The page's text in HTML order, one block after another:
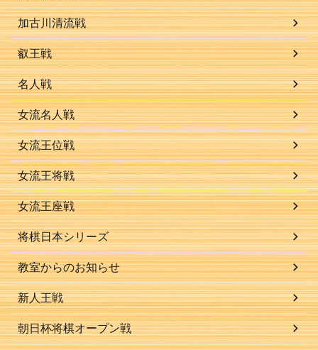
加古川清流戦
叡王戦
名人戦
女流名人戦
女流王位戦
女流王将戦
女流王座戦
将棋日本シリーズ
教室からのお知らせ
新人王戦
朝日杯将棋オープン戦